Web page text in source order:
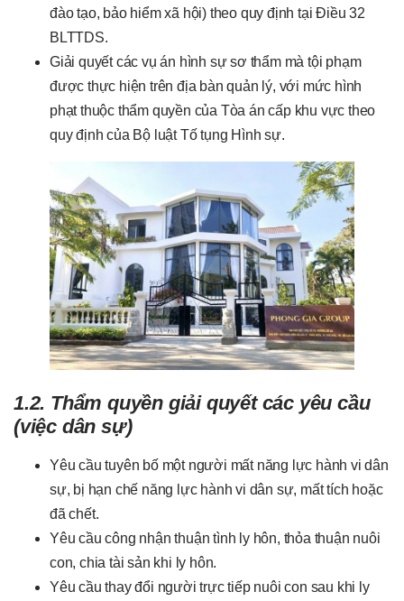
đào tạo, bảo hiểm xã hội) theo quy định tại Điều 32
BLTTDS.
Giải quyết các vụ án hình sự sơ thẩm mà tội phạm
được thực hiện trên địa bàn quản lý, với mức hình
phạt thuộc thẩm quyền của Tòa án cấp khu vực theo
quy định của Bộ luật Tố tụng Hình sự.
1.2. Thẩm quyền giải quyết các yêu cầu
(việc dân sự)
Yêu cầu tuyên bố một người mất năng lực hành vi dân
sự, bị hạn chế năng lực hành vi dân sự, mất tích hoặc
đã chết.
Yêu cầu công nhận thuận tình ly hôn, thỏa thuận nuôi
con, chia tài sản khi ly hôn.
Yêu cầu thay đổi người trực tiếp nuôi con sau khi ly